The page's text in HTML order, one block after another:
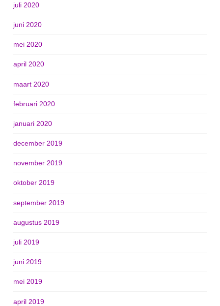
juli 2020
juni 2020
mei 2020
april 2020
maart 2020
februari 2020
januari 2020
december 2019
november 2019
oktober 2019
september 2019
augustus 2019
juli 2019
juni 2019
mei 2019
april 2019